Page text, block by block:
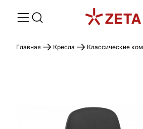
Главная Кресла Классические